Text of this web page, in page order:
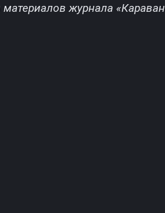
журнала «Караван